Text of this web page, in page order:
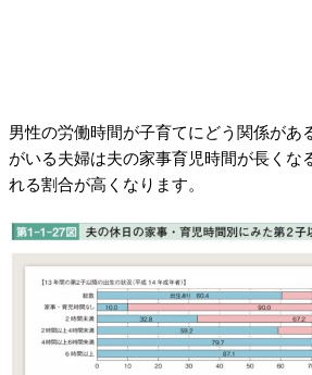
男性の労働時間が子育てにどう関係があ
がいる夫婦は夫の家事育児時間が長くな
れる割合が高くなります。